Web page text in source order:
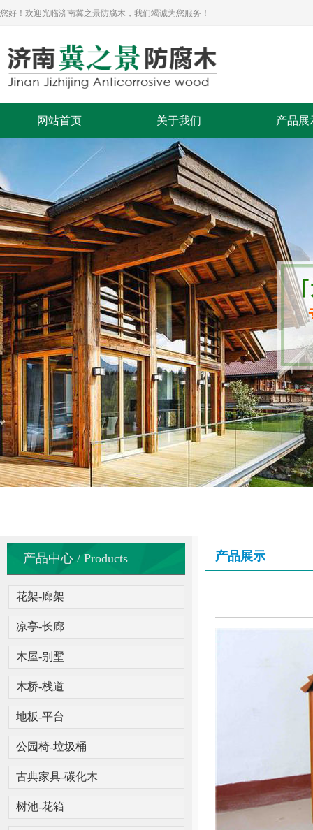
您好！欢迎光临济南冀之景防腐木，我们竭诚为您服务！
网站首页 关于我们 产品展
产品中心 / Products
花架-廊架
凉亭-长廊
木屋-别墅
木桥-栈道
地板-平台
公园椅-垃圾桶
古典家具-碳化木
树池-花箱
产品展示